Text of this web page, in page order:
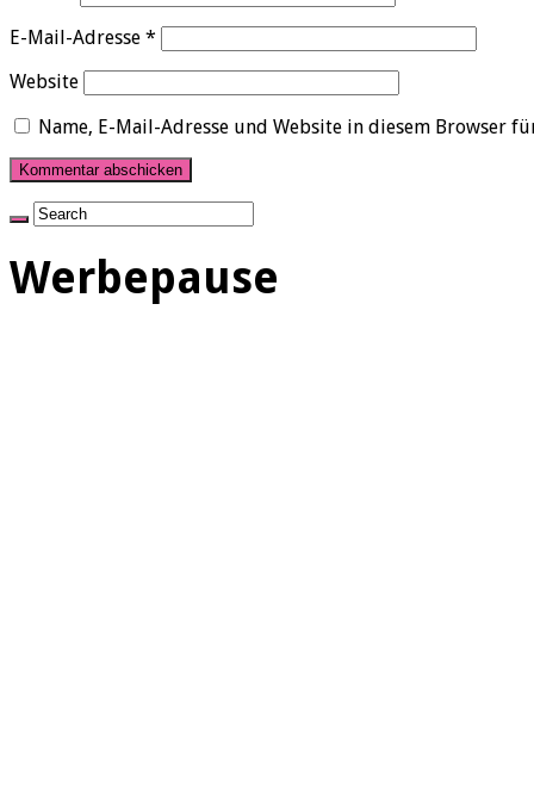
E-Mail-Adresse *
Website
Name, E-Mail-Adresse und Website in diesem Browser
Werbepause